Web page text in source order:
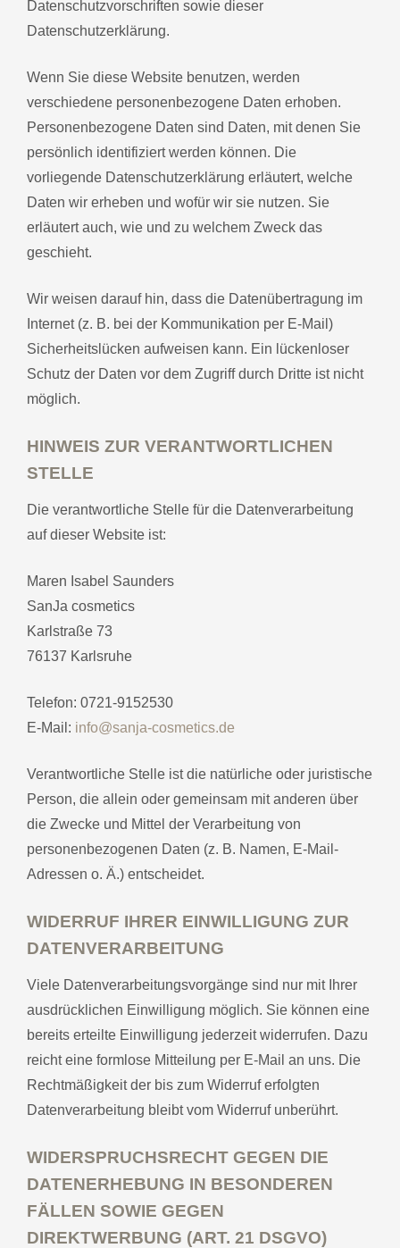
Datenschutzvorschriften sowie dieser
Datenschutzerklärung.
Wenn Sie diese Website benutzen, werden
verschiedene personenbezogene Daten erhoben.
Personenbezogene Daten sind Daten, mit denen Sie
persönlich identifiziert werden können. Die
vorliegende Datenschutzerklärung erläutert, welche
Daten wir erheben und wofür wir sie nutzen. Sie
erläutert auch, wie und zu welchem Zweck das
geschieht.
Wir weisen darauf hin, dass die Datenübertragung im
Internet (z. B. bei der Kommunikation per E-Mail)
Sicherheitslücken aufweisen kann. Ein lückenloser
Schutz der Daten vor dem Zugriff durch Dritte ist nicht
möglich.
HINWEIS ZUR VERANTWORTLICHEN
STELLE
Die verantwortliche Stelle für die Datenverarbeitung
auf dieser Website ist:
Maren Isabel Saunders
SanJa cosmetics
Karlstraße 73
76137 Karlsruhe
Telefon: 0721-9152530
E-Mail: info@sanja-cosmetics.de
Verantwortliche Stelle ist die natürliche oder juristische
Person, die allein oder gemeinsam mit anderen über
die Zwecke und Mittel der Verarbeitung von
personenbezogenen Daten (z. B. Namen, E-Mail-
Adressen o. Ä.) entscheidet.
WIDERRUF IHRER EINWILLIGUNG ZUR
DATENVERARBEITUNG
Viele Datenverarbeitungsvorgänge sind nur mit Ihrer
ausdrücklichen Einwilligung möglich. Sie können eine
bereits erteilte Einwilligung jederzeit widerrufen. Dazu
reicht eine formlose Mitteilung per E-Mail an uns. Die
Rechtmäßigkeit der bis zum Widerruf erfolgten
Datenverarbeitung bleibt vom Widerruf unberührt.
WIDERSPRUCHSRECHT GEGEN DIE
DATENERHEBUNG IN BESONDEREN
FÄLLEN SOWIE GEGEN
DIREKTWERBUNG (ART. 21 DSGVO)